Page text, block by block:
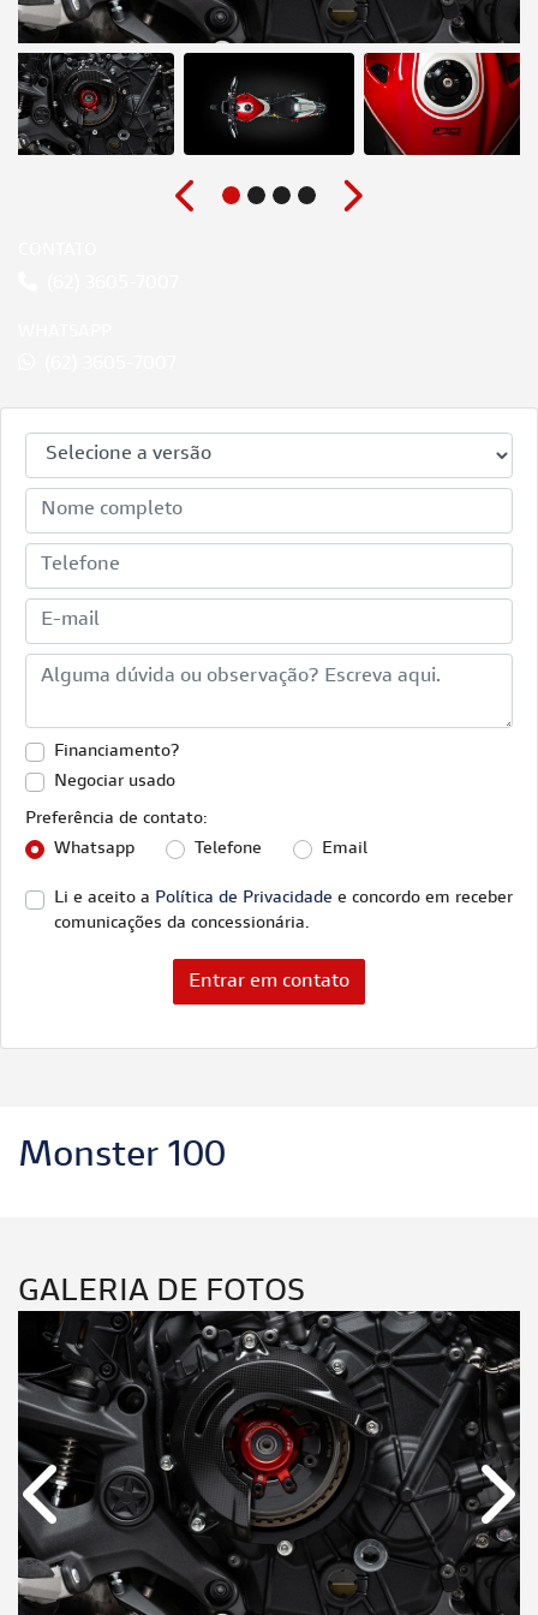
Financiamento?
Negociar usado
Preferência de contato:
Whatsapp
Telefone Email
Li e aceito a Política de Privacidade e concordo em receber
comunicações da concessionária.
Entrar em contato
Anterior Próximo
Monster 100
GALERIA DE FOTOS
Anterior